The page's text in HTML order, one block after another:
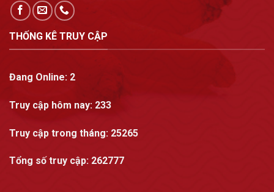
THỐNG KÊ TRUY CẬP
Đang Online: 2
Truy cập hôm nay: 233
Truy cập trong tháng: 25265
Tổng số truy cập: 262777